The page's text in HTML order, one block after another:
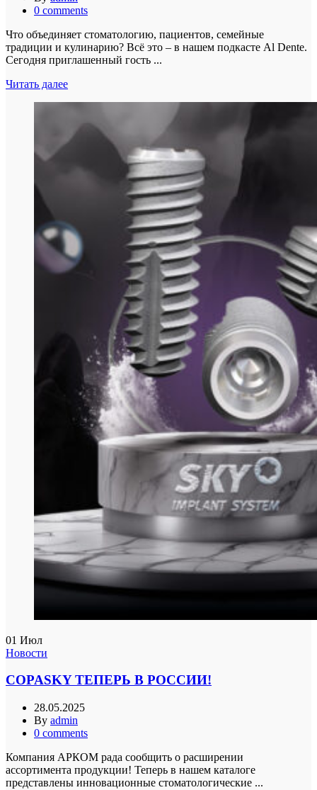
0 comments
Что объединяет стоматологию, пациентов, семейные
традиции и кулинарию? Всё это – в нашем подкасте Al Dente.
Сегодня приглашенный гость ...
Читать далее
01 Июл
Новости
COPASKY ТЕПЕРЬ В РОССИИ!
28.05.2025
By admin
0 comments
Компания АРКОМ рада сообщить о расширении
ассортимента продукции! Теперь в нашем каталоге
представлены инновационные стоматологические ...